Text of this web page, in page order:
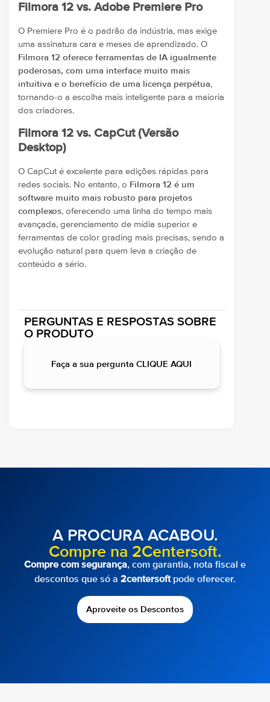
Filmora 12 vs. Adobe Premiere Pro
O Premiere Pro é o padrão da indústria, mas exige
uma assinatura cara e meses de aprendizado. O
Filmora 12 oferece ferramentas de IA igualmente
poderosas, com uma interface muito mais
intuitiva e o benefício de uma licença perpétua,
tornando-o a escolha mais inteligente para a maioria
dos criadores.
Filmora 12 vs. CapCut (Versão
Desktop)
O CapCut é excelente para edições rápidas para
redes sociais. No entanto, o Filmora 12 é um
software muito mais robusto para projetos
complexos, oferecendo uma linha do tempo mais
avançada, gerenciamento de mídia superior e
ferramentas de color grading mais precisas, sendo a
evolução natural para quem leva a criação de
conteúdo a sério.
PERGUNTAS E RESPOSTAS SOBRE
O PRODUTO
Faça a sua pergunta CLIQUE AQUI
A PROCURA ACABOU.
Compre na 2Centersoft.
Compre com segurança, com garantia, nota fiscal e
descontos que só a 2centersoftpode oferecer.
Aproveite os Descontos